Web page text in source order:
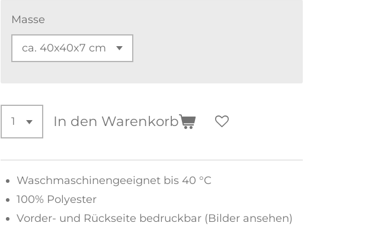
Masse
In den Warenkorb
Waschmaschinengeeignet bis 40 °C
100% Polyester
Vorder- und Rückseite bedruckbar (Bilder ansehen)